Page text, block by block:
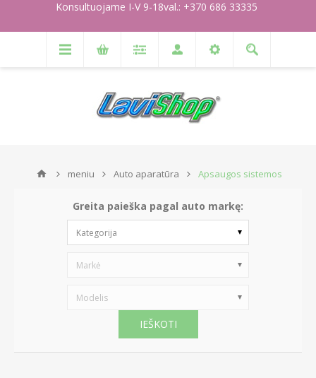
Konsultuojame I-V 9-18val.: +370 686 33335
meniu Auto aparatūra Apsaugos sistemos
Greita paieška pagal auto markę:
Kategorija
Markė
Modelis
IEŠKOTI